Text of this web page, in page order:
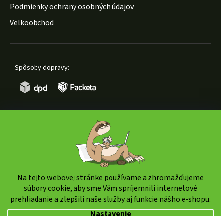
Na tejto webovej stránke používame a zhromažďujeme
súbory cookie, aby sme Vám spríjemnili internetové
prehliadanie a zlepšili naše služby aj funkcie nášho e-shopu.
Nastavenie
Podmienky ochrany osobných údajov
Velkoobchod
Spôsoby dopravy:
Copyright 2026weedshop.sk. Všetky práva vyhradené.